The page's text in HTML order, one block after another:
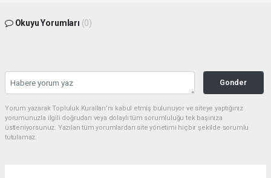
Okuyu Yorumları (0)
Gonder
Yorum yazarak Topluluk Kuralları’nı kabul etmiş bulunuyor ve siteye yaptığınız
yorumunuzla ilgili doğrudan veya dolaylı tüm sorumluluğu tek başınıza
üstleniyorsunuz. Yazılan tüm yorumlardan site yönetimi hiçbir şekilde sorumlu
tutulamaz.